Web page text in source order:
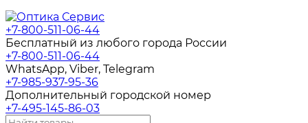
+7-800-511-06-44
Бесплатный из любого города России
+7-800-511-06-44
WhatsApp, Viber, Telegram
+7-985-937-95-36
Дополнительный городской номер
+7-495-145-86-03